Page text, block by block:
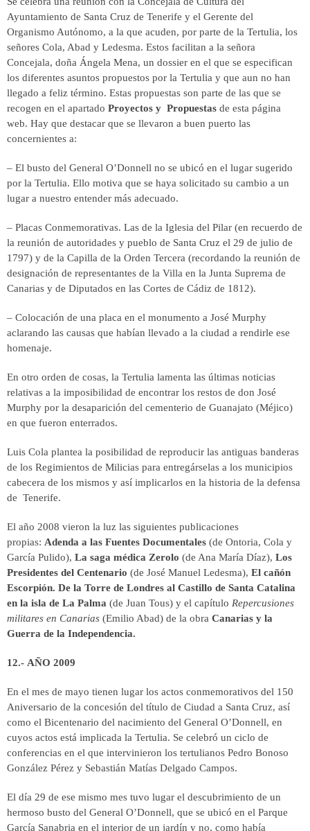
Ayuntamiento de Santa Cruz de Tenerife y el Gerente del
Organismo Autónomo, a la que acuden, por parte de la Tertulia, los
señores Cola, Abad y Ledesma. Estos facilitan a la señora
Concejala, doña Ángela Mena, un dossier en el que se especifican
los diferentes asuntos propuestos por la Tertulia y que aun no han
llegado a feliz término. Estas propuestas son parte de las que se
recogen en el apartado Proyectos y Propuestas de esta página
web. Hay que destacar que se llevaron a buen puerto las
concernientes a:
– El busto del General O’Donnell no se ubicó en el lugar sugerido
por la Tertulia. Ello motiva que se haya solicitado su cambio a un
lugar a nuestro entender más adecuado.
– Placas Conmemorativas. Las de la Iglesia del Pilar (en recuerdo de
la reunión de autoridades y pueblo de Santa Cruz el 29 de julio de
1797) y de la Capilla de la Orden Tercera (recordando la reunión de
designación de representantes de la Villa en la Junta Suprema de
Canarias y de Diputados en las Cortes de Cádiz de 1812).
– Colocación de una placa en el monumento a José Murphy
aclarando las causas que habían llevado a la ciudad a rendirle ese
homenaje.
En otro orden de cosas, la Tertulia lamenta las últimas noticias
relativas a la imposibilidad de encontrar los restos de don José
Murphy por la desaparición del cementerio de Guanajato (Méjico)
en que fueron enterrados.
Luis Cola plantea la posibilidad de reproducir las antiguas banderas
de los Regimientos de Milicias para entregárselas a los municipios
cabecera de los mismos y así implicarlos en la historia de la defensa
de Tenerife.
El año 2008 vieron la luz las siguientes publicaciones
propias: Adenda a las Fuentes Documentales (de Ontoria, Cola y
García Pulido), La saga médica Zerolo (de Ana María Díaz), Los
Presidentes del Centenario (de José Manuel Ledesma), El cañón
Escorpión. De la Torre de Londres al Castillo de Santa Catalina
en la isla de La Palma (de Juan Tous) y el capítulo Repercusiones
militares en Canarias (Emilio Abad) de la obra Canarias y la
Guerra de la Independencia.
12.- AÑO 2009
En el mes de mayo tienen lugar los actos conmemorativos del 150
Aniversario de la concesión del título de Ciudad a Santa Cruz, así
como el Bicentenario del nacimiento del General O’Donnell, en
cuyos actos está implicada la Tertulia. Se celebró un ciclo de
conferencias en el que intervinieron los tertulianos Pedro Bonoso
González Pérez y Sebastián Matías Delgado Campos.
El día 29 de ese mismo mes tuvo lugar el descubrimiento de un
hermoso busto del General O’Donnell, que se ubicó en el Parque
García Sanabria en el interior de un jardín y no, como había